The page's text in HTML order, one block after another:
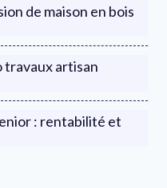
de maison en bois
artisan
: rentabilité et